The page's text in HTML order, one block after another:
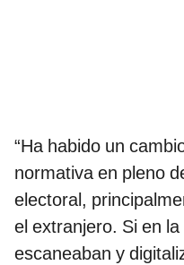
“Ha habido un
normativa en pleno
electoral,
el extranjero. Si en
escaneaban y